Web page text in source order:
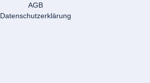
AGB
Datenschutzerklärung